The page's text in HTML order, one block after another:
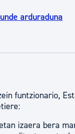
arduraduna
funtzionario,
izaera bera